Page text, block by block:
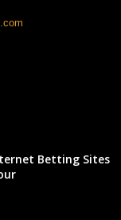
Betting Sites